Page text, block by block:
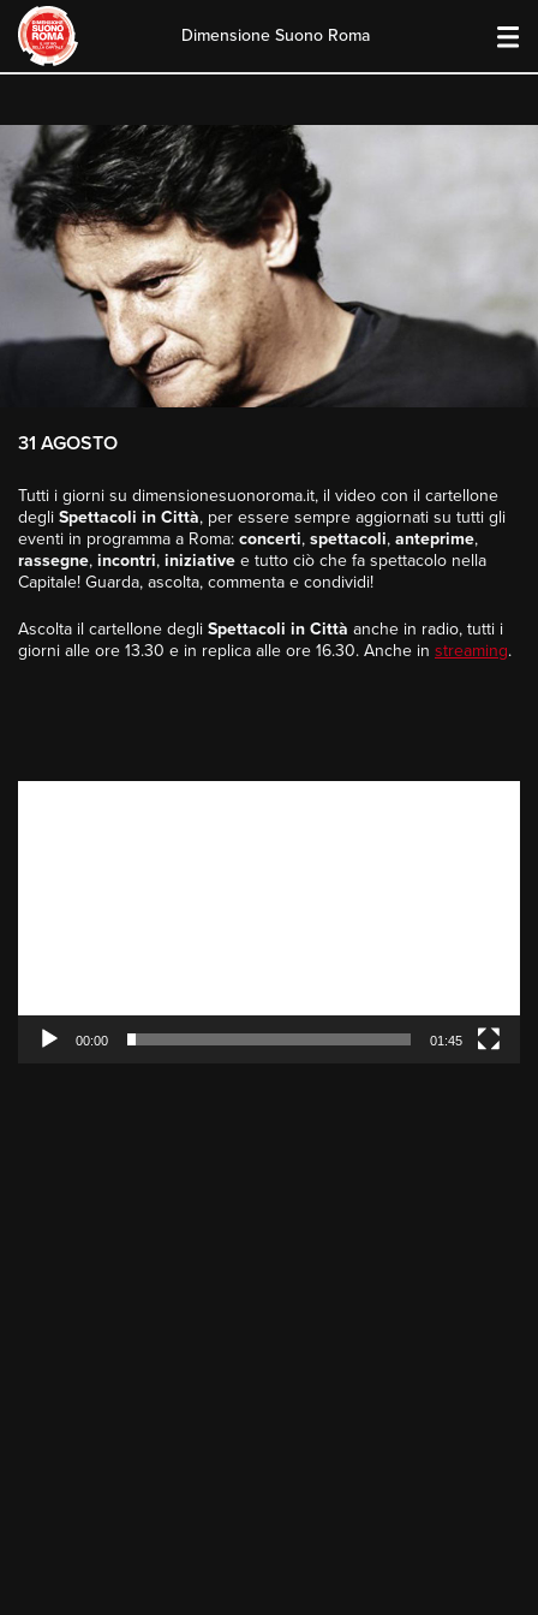
content
Dimensione Suono Roma
31 AGOSTO
Tutti i giorni su dimensionesuonoroma.it, il video con il cartellone
degli Spettacoli in Città, per essere sempre aggiornati su tutti gli
eventi in programma a Roma: concerti, spettacoli, anteprime,
rassegne, incontri, iniziative e tutto ciò che fa spettacolo nella
Capitale! Guarda, ascolta, commenta e condividi!
Ascolta il cartellone degli Spettacoli in Città anche in radio, tutti i
giorni alle ore 13.30 e in replica alle ore 16.30. Anche in streaming.
00:00 01:45